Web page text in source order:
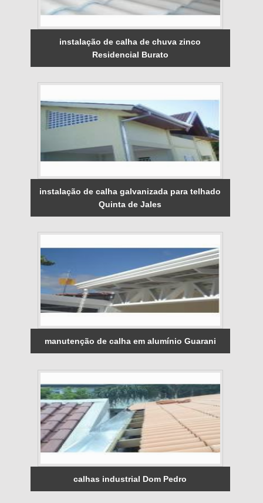
instalação de calha de chuva zinco
Residencial Burato
instalação de calha galvanizada para telhado
Quinta de Jales
manutenção de calha em alumínio Guarani
calhas industrial Dom Pedro